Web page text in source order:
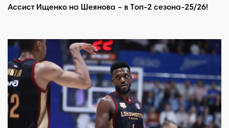
Ассист Ищенко на Шеянова – в Топ-2 сезона-25/26!